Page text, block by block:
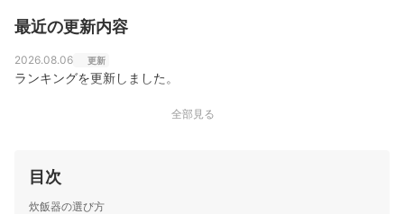
最近の更新内容
2026.08.06 更新
ランキングを更新しました。
全部見る
目次
炊飯器の選び方